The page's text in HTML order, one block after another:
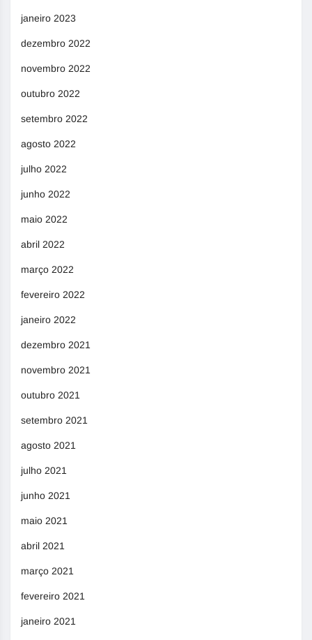
janeiro 2023
dezembro 2022
novembro 2022
outubro 2022
setembro 2022
agosto 2022
julho 2022
junho 2022
maio 2022
abril 2022
março 2022
fevereiro 2022
janeiro 2022
dezembro 2021
novembro 2021
outubro 2021
setembro 2021
agosto 2021
julho 2021
junho 2021
maio 2021
abril 2021
março 2021
fevereiro 2021
janeiro 2021